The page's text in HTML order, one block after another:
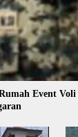
Event